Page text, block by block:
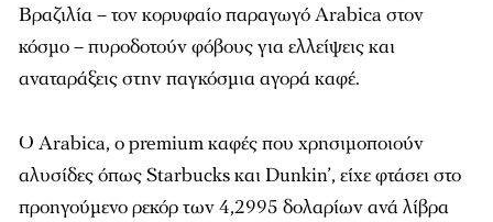
Βραζιλία – τον κορυφαίο παραγωγό Arabica στον
κόσμο – πυροδοτούν φόβους για ελλείψεις και
αναταράξεις στην παγκόσμια αγορά καφέ.
Ο Arabica, ο premium καφές που χρησιμοποιούν
αλυσίδες όπως Starbucks και Dunkin’, είχε φτάσει στο
προηγούμενο ρεκόρ των 4,2995 δολαρίων ανά λίβρα